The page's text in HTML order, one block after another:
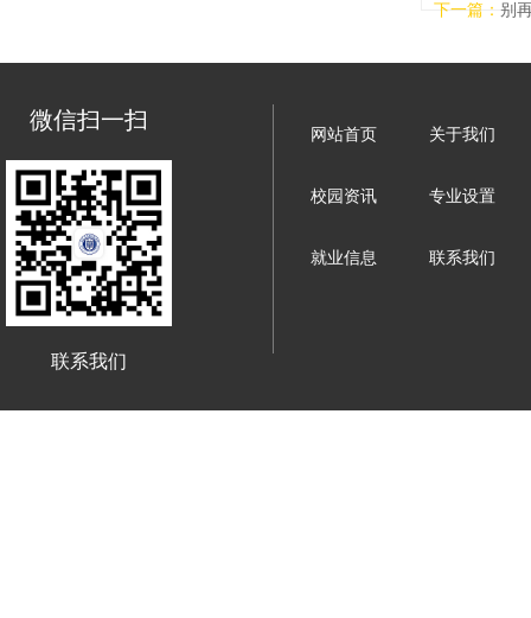
下一篇： 别
微信扫一扫
联系我们
网站首页 关于我们
校园资讯 专业设置
就业信息 联系我们